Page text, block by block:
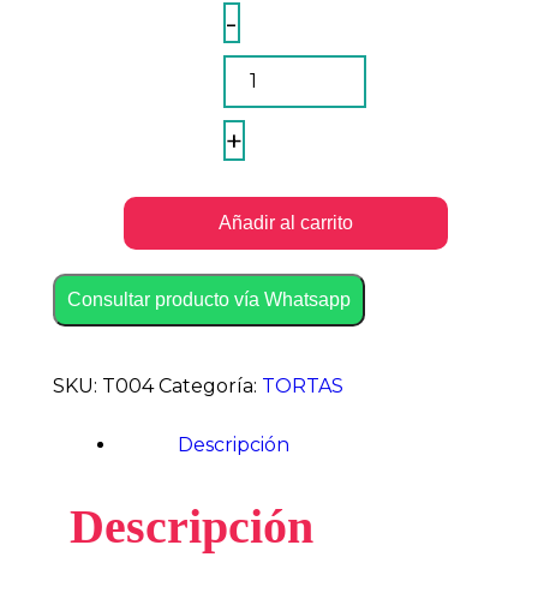
Cheesecake
De
Maracuyá
1/2kg.
-
+
Añadir al carrito
Consultar producto vía Whatsapp
SKU: T004 Categoría: TORTAS
Descripción
Descripción